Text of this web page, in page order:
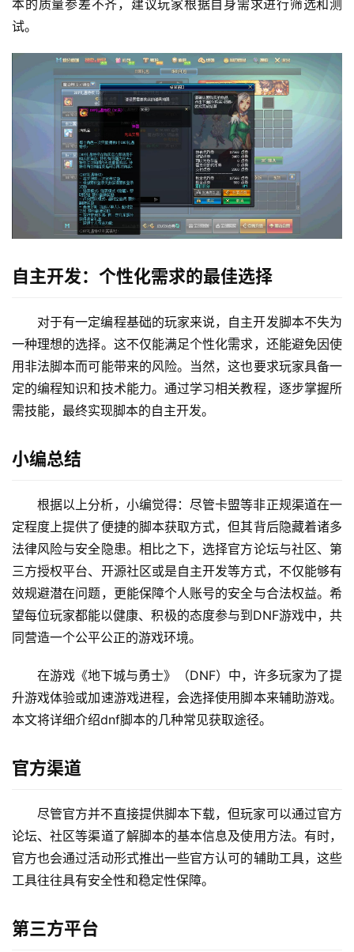
本的质量参差不齐，建议玩家根据自身需求进行筛选和测
试。
自主开发：个性化需求的最佳选择
对于有一定编程基础的玩家来说，自主开发脚本不失为
一种理想的选择。这不仅能满足个性化需求，还能避免因使
用非法脚本而可能带来的风险。当然，这也要求玩家具备一
定的编程知识和技术能力。通过学习相关教程，逐步掌握所
需技能，最终实现脚本的自主开发。
小编总结
根据以上分析，小编觉得：尽管卡盟等非正规渠道在一
定程度上提供了便捷的脚本获取方式，但其背后隐藏着诸多
法律风险与安全隐患。相比之下，选择官方论坛与社区、第
三方授权平台、开源社区或是自主开发等方式，不仅能够有
效规避潜在问题，更能保障个人账号的安全与合法权益。希
望每位玩家都能以健康、积极的态度参与到DNF游戏中，共
同营造一个公平公正的游戏环境。
在游戏《地下城与勇士》（DNF）中，许多玩家为了提
升游戏体验或加速游戏进程，会选择使用脚本来辅助游戏。
本文将详细介绍dnf脚本的几种常见获取途径。
官方渠道
尽管官方并不直接提供脚本下载，但玩家可以通过官方
论坛、社区等渠道了解脚本的基本信息及使用方法。有时，
官方也会通过活动形式推出一些官方认可的辅助工具，这些
工具往往具有安全性和稳定性保障。
第三方平台